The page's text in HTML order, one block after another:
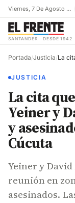
Viernes, 7 De Agosto De 2026
SANTANDER · DESDE 1942
Portada/Justicia/
JUSTICIA
La cita
Yeiner y
y
Cúcuta
Yeiner y
reunión en
asesinados.